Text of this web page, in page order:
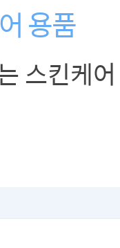
용품
스킨케